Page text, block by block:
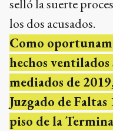
selló la suerte
los dos acusados.
Como
hechos
mediados de
Juzgado de
piso de la